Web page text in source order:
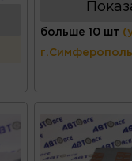
больше 10 шт